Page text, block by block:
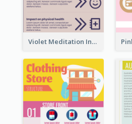
Violet Meditation Infographic